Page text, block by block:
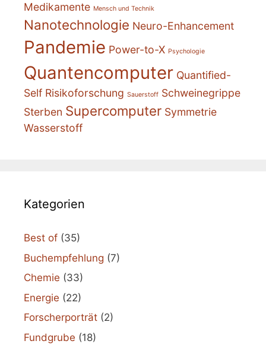
Medikamente Mensch und Technik
Nanotechnologie Neuro-Enhancement
Pandemie Power-to-X Psychologie
Quantencomputer Quantified-
Self Risikoforschung Sauerstoff Schweinegrippe
Sterben Supercomputer Symmetrie
Wasserstoff
Kategorien
Best of (35)
Buchempfehlung (7)
Chemie (33)
Energie (22)
Forscherporträt (2)
Fundgrube (18)